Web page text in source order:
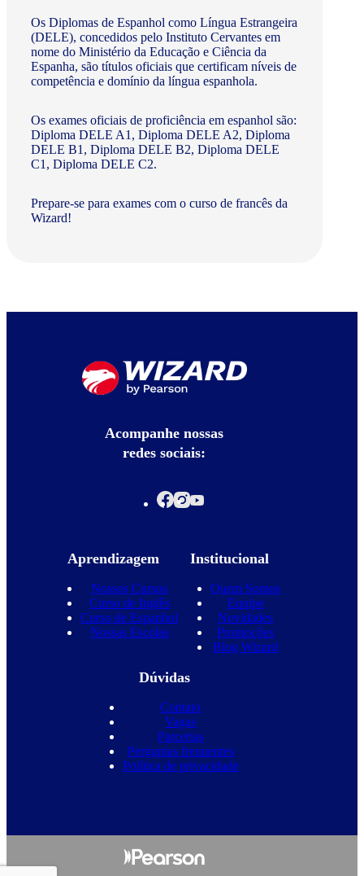
Os Diplomas de Espanhol como Língua Estrangeira
(DELE), concedidos pelo Instituto Cervantes em
nome do Ministério da Educação e Ciência da
Espanha, são títulos oficiais que certificam níveis de
competência e domínio da língua espanhola.
Os exames oficiais de proficiência em espanhol são:
Diploma DELE A1, Diploma DELE A2, Diploma
DELE B1, Diploma DELE B2, Diploma DELE
C1, Diploma DELE C2.
Prepare-se para exames com o curso de francês da
Wizard!
Acompanhe nossas
redes sociais:
Aprendizagem
Nossos Cursos
Curso de Inglês
Curso de Espanhol
Nossas Escolas
Institucional
Quem Somos
Equipe
Novidades
Promoções
Blog Wizard
Dúvidas
Contato
Vagas
Parcerias
Perguntas frequentes
Política de privacidade